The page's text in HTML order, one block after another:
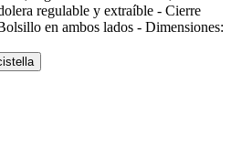
regulable y extraíble - Cierre
en ambos lados - Dimensiones: